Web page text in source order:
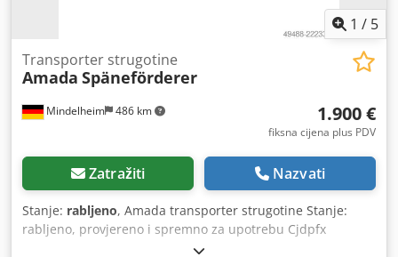
1 / 5
Mindelheim 486 km
Transporter strugotine
Amada Späneförderer
1.900 €
fiksna cijena plus PDV
Zatražiti Nazvati
Stanje: rabljeno, Amada transporter strugotine Stanje:
rabljeno, provjereno i spremno za upotrebu Cjdpfx
Aozhuuceiqeha Tehnički podaci Transporter s grebenskom